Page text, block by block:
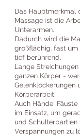
Das Hauptmerkmal
Massage ist die
Unterarmen.
Dadurch wird die
großflächig, fast
tief berührend.
Lange
ganzen Körper -
Gelenklockerungen
Körperarbeit.
Auch Hände,
im Einsatz, um
und Schulterpartien
Verspannungen zu